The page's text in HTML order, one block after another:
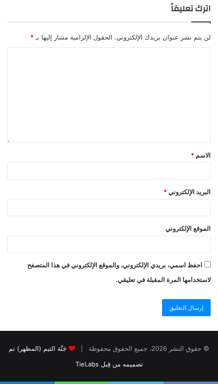
اترك تعليقاً
لن يتم نشر عنوان بريدك الإلكتروني. الحقول الإلزامية مشار إليها بـ *
الاسم *
البريد الإلكتروني *
الموقع الإلكتروني
احفظ اسمي، بريدي الإلكتروني، والموقع الإلكتروني في هذا المتصفح
لاستخدامها المرة المقبلة في تعليقي.
© حقوق النشر 2026، جميع الحقوق محفوظة |
جَنَّة الثيم (المظهر) تم
تصميمه من قِبل TieLabs